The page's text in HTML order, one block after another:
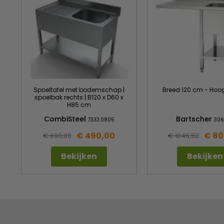
Spoeltafel met bodemschap |
spoelbak rechts | B120 x D60 x
H85 cm
CombiSteel 7333.0805
€ 690,00 € 490,00
Bekijken
Breed 120 cm -
Bartscher
€ 1046,52
€
Bekijken